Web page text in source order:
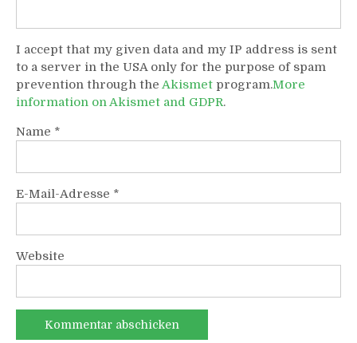
I accept that my given data and my IP address is sent
to a server in the USA only for the purpose of spam
prevention through the Akismet program.More
information on Akismet and GDPR.
Name *
E-Mail-Adresse *
Website